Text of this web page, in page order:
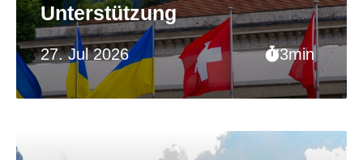
27. Jul 2026 3min
Unterstützung